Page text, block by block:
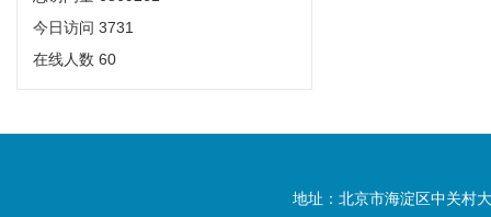
今日访问 3731
在线人数 60
地址：北京市海淀区中关村